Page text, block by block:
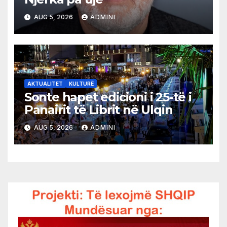
AUG 5, 2026 ADMINI
AKTUALITET KULTURË
Sonte hapet edicioni i 25-të i
Panairit të Librit në Ulqin
AUG 5, 2026 ADMINI